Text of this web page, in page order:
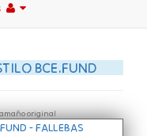
BCE.FUND
original